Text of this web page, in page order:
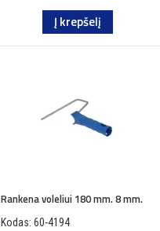
Į krepšelį
Rankena voleliui 180 mm. 8 mm.
Kodas: 60-4194